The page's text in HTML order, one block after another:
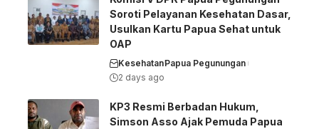
Soroti Pelayanan Kesehatan Dasar,
Usulkan Kartu Papua Sehat untuk
OAP
KesehatanPapua Pegunungan
2 days ago
KP3 Resmi Berbadan Hukum,
Simson Asso Ajak Pemuda Papua